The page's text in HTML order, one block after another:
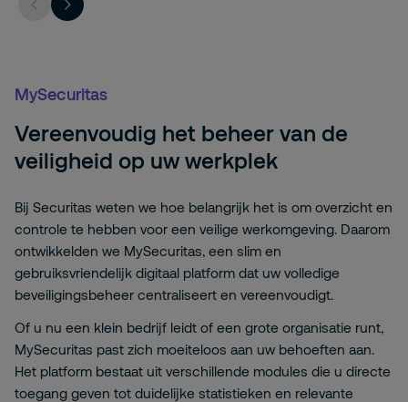
MySecuritas
Vereenvoudig het beheer van de
veiligheid op uw werkplek
Bij Securitas weten we hoe belangrijk het is om overzicht en
controle te hebben voor een veilige werkomgeving. Daarom
ontwikkelden we MySecuritas, een slim en
gebruiksvriendelijk digitaal platform dat uw volledige
beveiligingsbeheer centraliseert en vereenvoudigt.
Of u nu een klein bedrijf leidt of een grote organisatie runt,
MySecuritas past zich moeiteloos aan uw behoeften aan.
Het platform bestaat uit verschillende modules die u directe
toegang geven tot duidelijke statistieken en relevante